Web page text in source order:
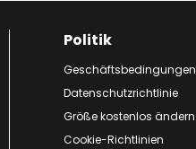
Politik
Geschäftsbedingungen
Datenschutzrichtlinie
Größe kostenlos ändern
Cookie-Richtlinien